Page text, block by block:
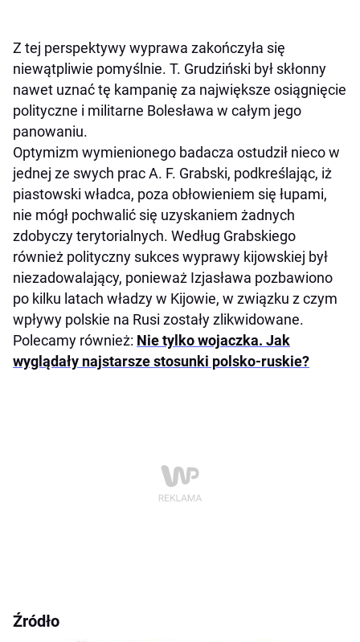
Z tej perspektywy wyprawa zakończyła się
niewątpliwie pomyślnie. T. Grudziński był skłonny
nawet uznać tę kampanię za największe osiągnięcie
polityczne i militarne Bolesława w całym jego
panowaniu.
Optymizm wymienionego badacza ostudził nieco w
jednej ze swych prac A. F. Grabski, podkreślając, iż
piastowski władca, poza obłowieniem się łupami,
nie mógł pochwalić się uzyskaniem żadnych
zdobyczy terytorialnych. Według Grabskiego
również polityczny sukces wyprawy kijowskiej był
niezadowalający, ponieważ Izjasława pozbawiono
po kilku latach władzy w Kijowie, w związku z czym
wpływy polskie na Rusi zostały zlikwidowane.
Polecamy również: Nie tylko wojaczka. Jak
wyglądały najstarsze stosunki polsko-ruskie?
Źródło